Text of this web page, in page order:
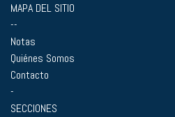
MAPA DEL SITIO
--
Notas
Quiénes Somos
Contacto
-
SECCIONES